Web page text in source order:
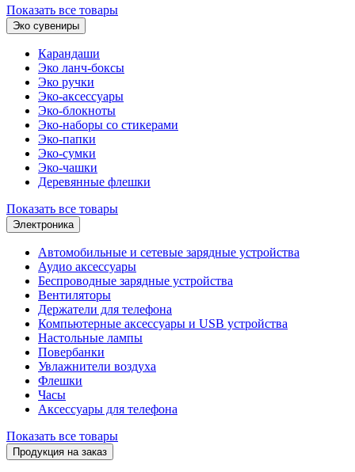
Показать все товары
Эко сувениры
Карандаши
Эко ланч-боксы
Эко ручки
Эко-аксессуары
Эко-блокноты
Эко-наборы со стикерами
Эко-папки
Эко-сумки
Эко-чашки
Деревянные флешки
Показать все товары
Электроника
Автомобильные и сетевые зарядные устройства
Аудио аксессуары
Беспроводные зарядные устройства
Вентиляторы
Держатели для телефона
Компьютерные аксессуары и USB устройства
Настольные лампы
Повербанки
Увлажнители воздуха
Флешки
Часы
Аксессуары для телефона
Показать все товары
Продукция на заказ